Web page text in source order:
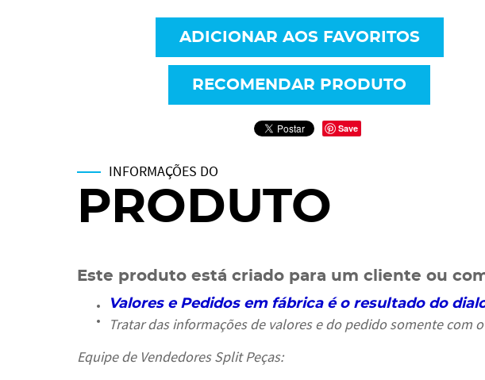
ADICIONAR AOS FAVORITOS
RECOMENDAR PRODUTO
Save
INFORMAÇÕES DO
PRODUTO
Este produto está criado para um cliente ou
Valores e Pedidos em fábrica é o resultado do
Tratar das informações de valores e do pedido somente com
Equipe de Vendedores Split Peças: